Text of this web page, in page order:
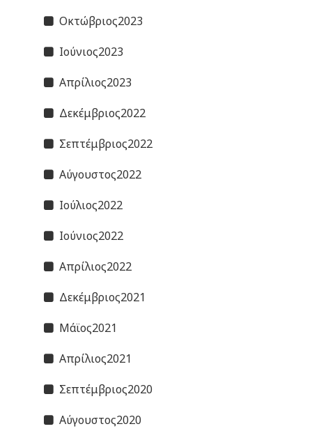
Οκτώβριος2023
Ιούνιος2023
Απρίλιος2023
Δεκέμβριος2022
Σεπτέμβριος2022
Αύγουστος2022
Ιούλιος2022
Ιούνιος2022
Απρίλιος2022
Δεκέμβριος2021
Μάϊος2021
Απρίλιος2021
Σεπτέμβριος2020
Αύγουστος2020